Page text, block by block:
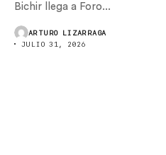
Bichir llega a Foro...
ARTURO LIZARRAGA
JULIO 31, 2026